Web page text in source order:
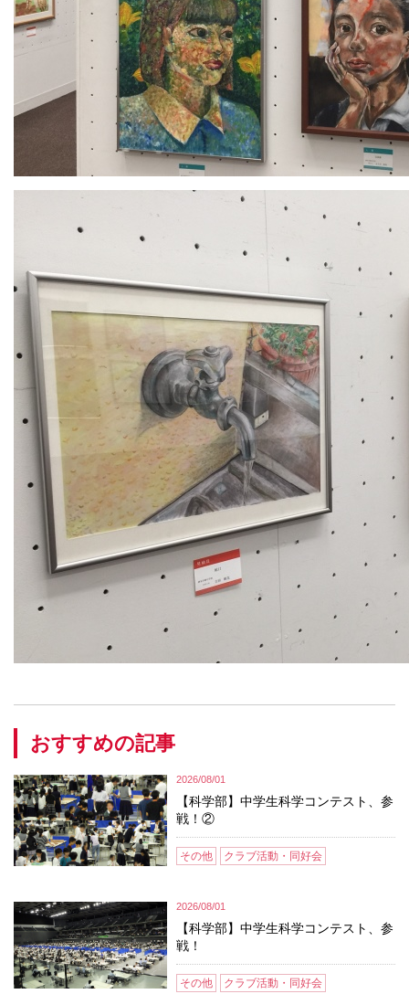
おすすめの記事
2026/08/01
【科学部】中学生科学コンテスト、参
戦！②
その他 クラブ活動・同好会
2026/08/01
【科学部】中学生科学コンテスト、参
戦！
その他 クラブ活動・同好会